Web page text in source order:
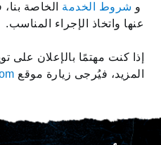
و شروط الخدمة الخاصة
عنها واتخاذ الإجراء المناسب.
إذا كنت مهتمًا بالإعلان على
المزيد، فيُرجى زيارة موقع